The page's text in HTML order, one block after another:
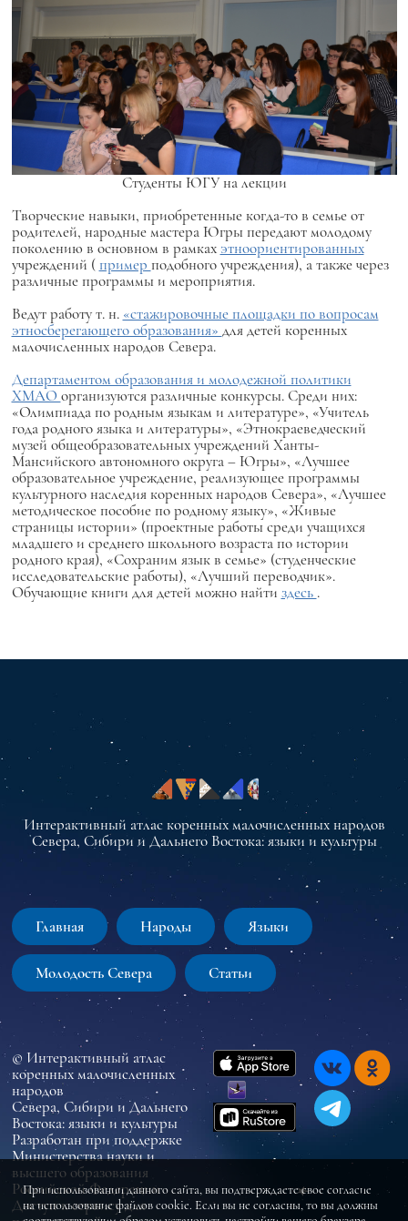
Студенты ЮГУ на лекции
Творческие навыки, приобретенные когда-то в семье от
родителей, народные мастера Югры передают молодому
поколению в основном в рамках этноориентированных
учреждений ( пример подобного учреждения), а также через
различные программы и мероприятия.
Ведут работу т. н. «стажировочные площадки по вопросам
этносберегающего образования» для детей коренных
малочисленных народов Севера.
Департаментом образования и молодежной политики
ХМАОорганизуются различные конкурсы. Среди них:
«Олимпиада по родным языкам и литературе», «Учитель
года родного языка и литературы», «Этнокраеведческий
музей общеобразовательных учреждений Ханты-
Мансийского автономного округа – Югры», «Лучшее
образовательное учреждение, реализующее программы
культурного наследия коренных народов Севера», «Лучшее
методическое пособие по родному языку», «Живые
страницы истории» (проектные работы среди учащихся
младшего и среднего школьного возраста по истории
родного края), «Сохраним язык в семье» (студенческие
исследовательские работы), «Лучший переводчик».
Обучающие книги для детей можно найти здесь .
Интерактивный атлас коренных малочисленных народов
Севера, Сибири и Дальнего Востока: языки и культуры
Главная Народы Языки
Молодость Севера Статьи
© Интерактивный атлас
коренных малочисленных
народов
Севера, Сибири и Дальнего
Востока: языки и культуры
Разработан при поддержке
Министерства науки и
высшего образования
Российской Федерации
Доступ к сервису для
При использовании данного сайта, вы подтверждаете свое согласие
на использование файлов cookie. Если вы не согласны, то вы должны